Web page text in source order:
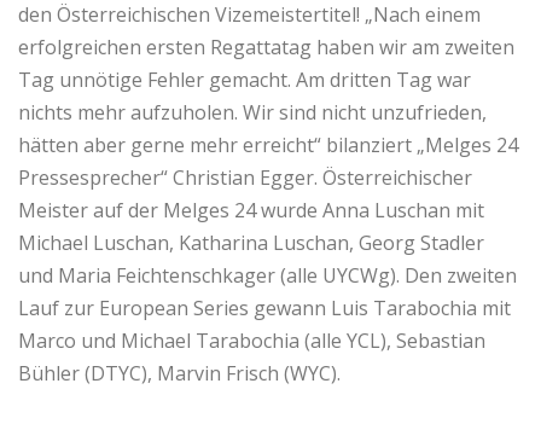
den Österreichischen Vizemeistertitel! „Nach einem
erfolgreichen ersten Regattatag haben wir am zweiten
Tag unnötige Fehler gemacht. Am dritten Tag war
nichts mehr aufzuholen. Wir sind nicht unzufrieden,
hätten aber gerne mehr erreicht“ bilanziert „Melges 24
Pressesprecher“ Christian Egger. Österreichischer
Meister auf der Melges 24 wurde Anna Luschan mit
Michael Luschan, Katharina Luschan, Georg Stadler
und Maria Feichtenschkager (alle UYCWg). Den zweiten
Lauf zur European Series gewann Luis Tarabochia mit
Marco und Michael Tarabochia (alle YCL), Sebastian
Bühler (DTYC), Marvin Frisch (WYC).